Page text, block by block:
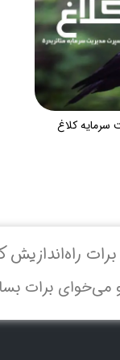
سرمایه کلاغ
راه‌اندازیش
می‌خوای برات